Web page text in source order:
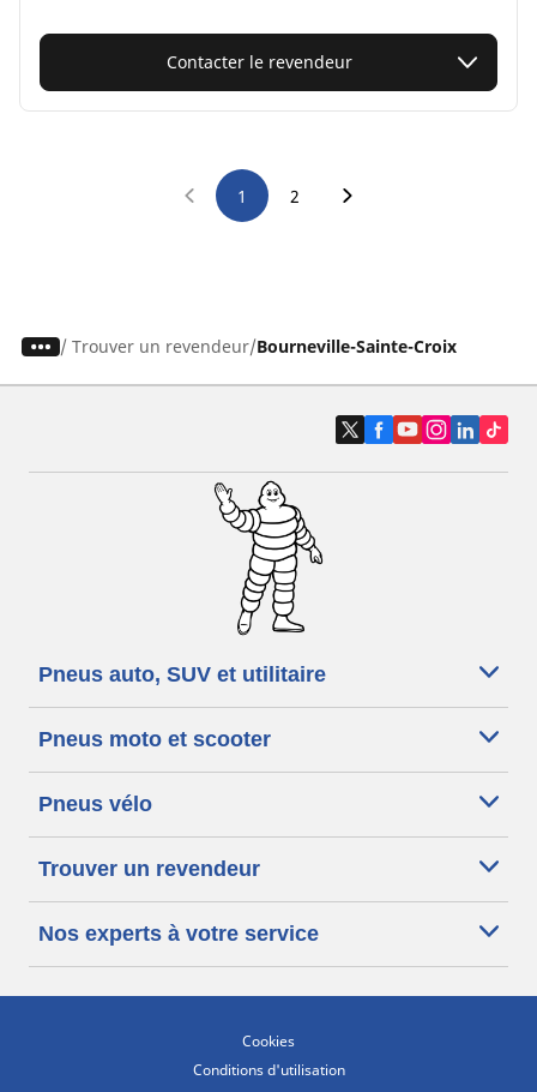
Contacter le revendeur
1 2
/ Trouver un revendeur Bourneville-Sainte-Croix
Pneus auto, SUV et utilitaire
Pneus moto et scooter
Pneus vélo
Trouver un revendeur
Nos experts à votre service
Cookies
Conditions d'utilisation